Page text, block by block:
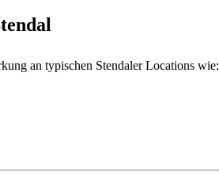
an typischen Stendaler Locations wie: